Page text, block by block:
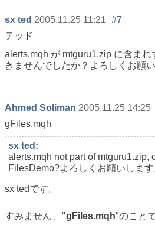
sx ted 2005.11.25 11:21 #7
テッド
alerts.mqh が mtguru1.zip に含ま
きませんでしたか？よろしくお願い
Ahmed Soliman 2005.11.25 14:25
gFiles.mqh
sx ted:
alerts.mqh not part of mtguru1.zip,
FilesDemo?よろしくお願いします
sx tedです。
すみません、 "gFiles.mqh"のこと